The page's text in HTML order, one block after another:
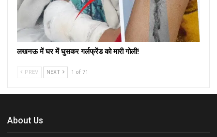
लखनऊ में घर में घुसकर गर्लफ्रेंड को मारी गोली!
PREV NEXT 1 of 71
About Us